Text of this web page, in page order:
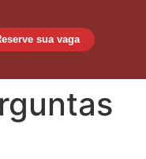
sua vaga